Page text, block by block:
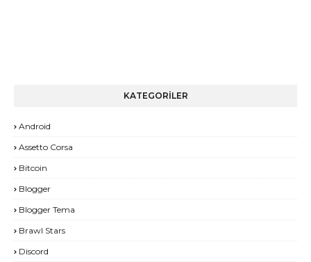
KATEGORİLER
Android
Assetto Corsa
Bitcoin
Blogger
Blogger Tema
Brawl Stars
Discord